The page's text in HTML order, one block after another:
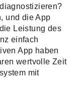
und die App
Leistung des
einfach
App haben
wertvolle Zeit
mit